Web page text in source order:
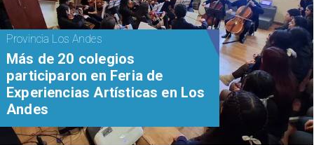
Provincia Los Andes
Más de 20 colegios
participaron en Feria de
Experiencias Artísticas en Los
Andes